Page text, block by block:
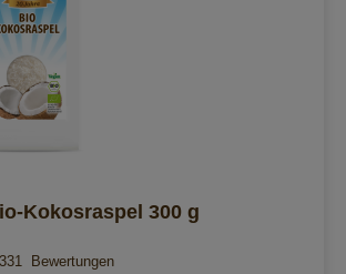
Kokosraspel 300 g
331 Bewertungen